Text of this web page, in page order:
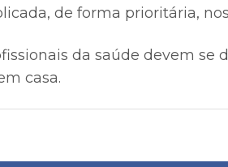
de forma prioritária,
da saúde devem se
casa.